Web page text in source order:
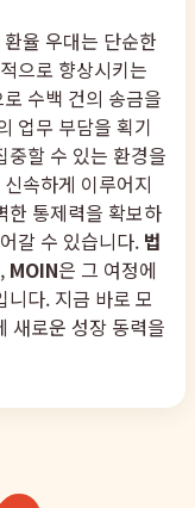
율 우대는 단순한
으로 향상시키는
수백 건의 송금을
업무 부담을 획기
중할 수 있는 환경을
속하게 이루어지
한 통제력을 확보하
갈 수 있습니다. 법
MOIN은 그 여정에
니다. 지금 바로 모
새로운 성장 동력을